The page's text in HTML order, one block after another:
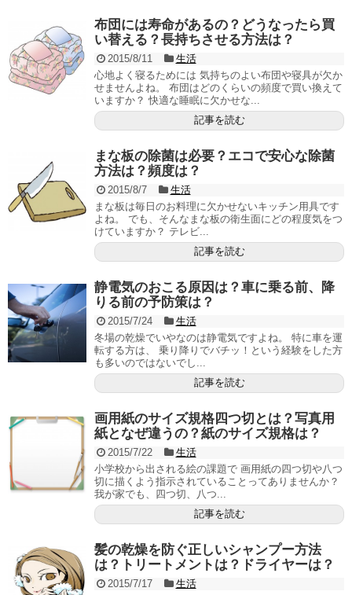
布団には寿命があるの？どうなったら買
い替える？長持ちさせる方法は？
2015/8/11
生活
心地よく寝るためには 気持ちのよい布団や寝具が欠か
せませんよね。 布団はどのくらいの頻度で買い換えて
いますか？ 快適な睡眠に欠かせな...
記事を読む
まな板の除菌は必要？エコで安心な除菌
方法は？頻度は？
2015/8/7
生活
まな板は毎日のお料理に欠かせないキッチン用具です
よね。 でも、そんなまな板の衛生面にどの程度気をつ
けていますか？ テレビ...
記事を読む
静電気のおこる原因は？車に乗る前、降
りる前の予防策は？
2015/7/24
生活
冬場の乾燥でいやなのは静電気ですよね。 特に車を運
転する方は、 乗り降りでバチッ！という経験をした方
も多いのではないでし...
記事を読む
画用紙のサイズ規格四つ切とは？写真用
紙となぜ違うの？紙のサイズ規格は？
2015/7/22
生活
小学校から出される絵の課題で 画用紙の四つ切や八つ
切に描くよう指示されていることってありませんか？
我が家でも、四つ切、八つ...
記事を読む
髪の乾燥を防ぐ正しいシャンプー方法
は？トリートメントは？ドライヤーは？
2015/7/17
生活